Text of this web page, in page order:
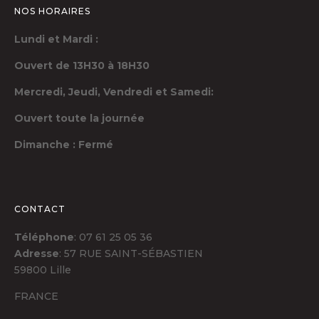
NOS HORAIRES
Lundi et Mardi :
Ouvert de 13H30 à 18H30
Mercredi, Jeudi, Vendredi et Samedi:
Ouvert toute la journée
Dimanche : Fermé
CONTACT
Téléphone: 07 61 25 05 36
Adresse: 57 RUE SAINT-SÉBASTIEN
59800 Lille
FRANCE